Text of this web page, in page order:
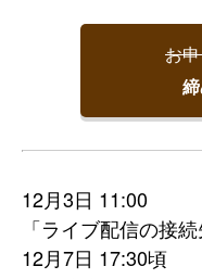
お
12月3日 11:00
「ライブ配信の接
12月7日 17:30頃